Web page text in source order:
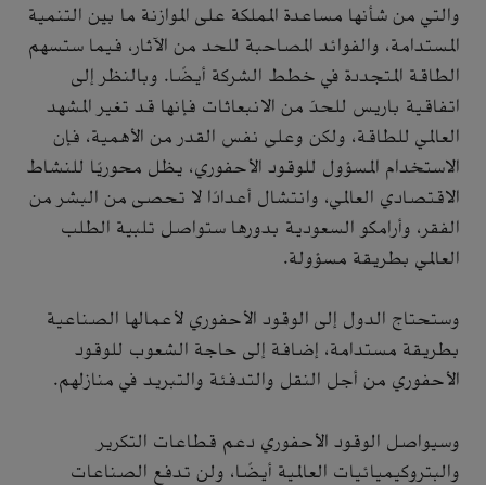
والتي من شأنها مساعدة المملكة على الموازنة ما بين التنمية
المستدامة، والفوائد المصاحبة للحد من الآثار، فيما ستسهم
الطاقة المتجددة في خطط الشركة أيضًا. وبالنظر إلى
اتفاقية باريس للحدّ من الانبعاثات فإنها قد تغير المشهد
العالمي للطاقة، ولكن وعلى نفس القدر من الأهمية، فإن
الاستخدام المسؤول للوقود الأحفوري، يظل محوريًا للنشاط
الاقتصادي العالمي، وانتشال أعدادًا لا تحصى من البشر من
الفقر، وأرامكو السعودية بدورها ستواصل تلبية الطلب
العالمي بطريقة مسؤولة.
وستحتاج الدول إلى الوقود الأحفوري لأعمالها الصناعية
بطريقة مستدامة، إضافة إلى حاجة الشعوب للوقود
الأحفوري من أجل النقل والتدفئة والتبريد في منازلهم.
وسيواصل الوقود الأحفوري دعم قطاعات التكرير
والبتروكيميائيات العالمية أيضًا، ولن تدفع الصناعات